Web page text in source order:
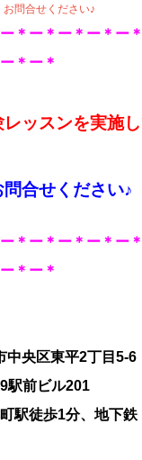
お問合せください♪
＊ー＊ー＊ー＊ー
＊ー＊
ッスンを実施
合せください♪
＊ー＊ー＊ー＊ー
＊ー＊
中央区東平2丁目5-6
駅前ビル201
町駅徒歩1分、地下